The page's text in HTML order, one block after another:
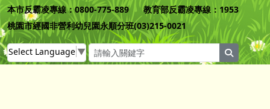
本市反霸凌專線：0800-775-889 教育部反霸凌專線：1953
桃園市經國非營利幼兒園永順分班(03)215-0021
Select Language ▼ search